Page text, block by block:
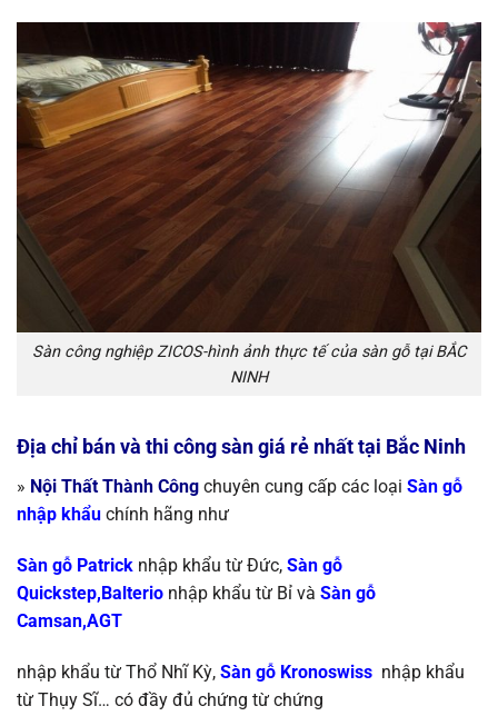
Sàn công nghiệp ZICOS-hình ảnh thực tế của sàn gỗ tại BẮC
NINH
Địa chỉ bán và thi công sàn giá rẻ nhất tại Bắc Ninh
» Nội Thất Thành Công chuyên cung cấp các loại Sàn gỗ
nhập khẩu chính hãng như
Sàn gỗ Patrick nhập khẩu từ Đức, Sàn gỗ
Quickstep,Balterio nhập khẩu từ Bỉ và Sàn gỗ
Camsan,AGT
nhập khẩu từ Thổ Nhĩ Kỳ, Sàn gỗ Kronoswiss nhập khẩu
từ Thụy Sĩ… có đầy đủ chứng từ chứng